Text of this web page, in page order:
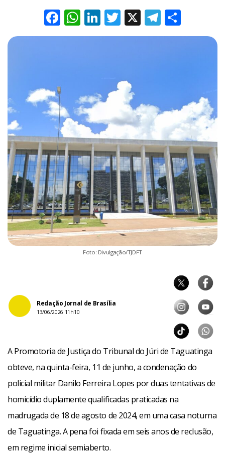
Facebook
WhatsApp
LinkedIn
Twitter
X
Foto: Divulgação/TJDFT
Redação Jornal de Brasília
13/06/2026 11h10
A Promotoria de Justiça do Tribunal do Júri de Taguatinga
obteve, na quinta-feira, 11 de junho, a condenação do
policial militar Danilo Ferreira Lopes por duas tentativas de
homicídio duplamente qualificadas praticadas na
madrugada de 18 de agosto de 2024, em uma casa noturna
de Taguatinga. A pena foi fixada em seis anos de reclusão,
em regime inicial semiaberto.